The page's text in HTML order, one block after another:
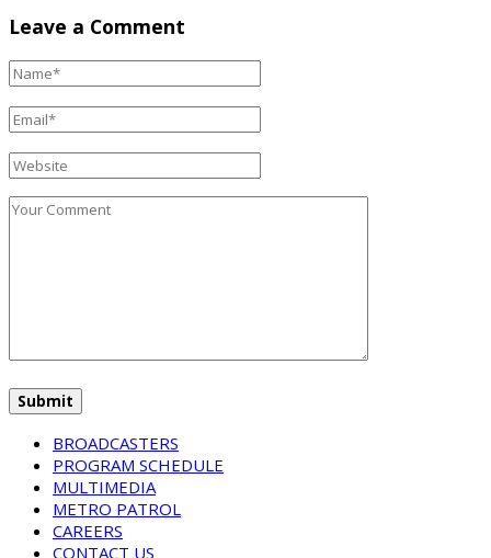
Leave a Comment
BROADCASTERS
PROGRAM SCHEDULE
MULTIMEDIA
METRO PATROL
CAREERS
CONTACT US